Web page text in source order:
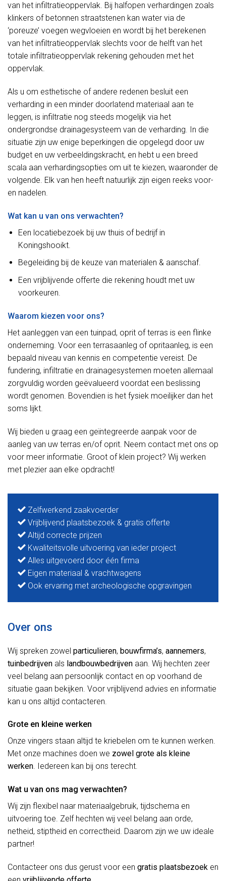
van het infiltratieoppervlak. Bij halfopen verhardingen zoals
klinkers of betonnen straatstenen kan water via de
‘poreuze’ voegen wegvloeien en wordt bij het berekenen
van het infiltratieoppervlak slechts voor de helft van het
totale infiltratieoppervlak rekening gehouden met het
oppervlak.
Als u om esthetische of andere redenen besluit een
verharding in een minder doorlatend materiaal aan te
leggen, is infiltratie nog steeds mogelijk via het
ondergrondse drainagesysteem van de verharding. In die
situatie zijn uw enige beperkingen die opgelegd door uw
budget en uw verbeeldingskracht, en hebt u een breed
scala aan verhardingsopties om uit te kiezen, waaronder de
volgende. Elk van hen heeft natuurlijk zijn eigen reeks voor-
en nadelen.
Wat kan u van ons verwachten?
Een locatiebezoek bij uw thuis of bedrijf in
Koningshooikt.
Begeleiding bij de keuze van materialen & aanschaf.
Een vrijblijvende offerte die rekening houdt met uw
voorkeuren.
Waarom kiezen voor ons?
Het aanleggen van een tuinpad, oprit of terras is een flinke
onderneming. Voor een terrasaanleg of opritaanleg, is een
bepaald niveau van kennis en competentie vereist. De
fundering, infiltratie en drainagesystemen moeten allemaal
zorgvuldig worden geëvalueerd voordat een beslissing
wordt genomen. Bovendien is het fysiek moeilijker dan het
soms lijkt.
Wij bieden u graag een geïntegreerde aanpak voor de
aanleg van uw terras en/of oprit. Neem contact met ons op
voor meer informatie. Groot of klein project? Wij werken
met plezier aan elke opdracht!
Zelfwerkend zaakvoerder
Vrijblijvend plaatsbezoek & gratis offerte
Altijd correcte prijzen
Kwaliteitsvolle uitvoering van ieder project
Alles uitgevoerd door één firma
Eigen materiaal & vrachtwagens
Ook ervaring met archeologische opgravingen
Over ons
Wij spreken zowel particulieren, bouwfirma’s, aannemers,
tuinbedrijven als landbouwbedrijven aan. Wij hechten zeer
veel belang aan persoonlijk contact en op voorhand de
situatie gaan bekijken. Voor vrijblijvend advies en informatie
kan u ons altijd contacteren.
Grote en kleine werken
Onze vingers staan altijd te kriebelen om te kunnen werken.
Met onze machines doen we zowel grote als kleine
werken. Iedereen kan bij ons terecht.
Wat u van ons mag verwachten?
Wij zijn flexibel naar materiaalgebruik, tijdschema en
uitvoering toe. Zelf hechten wij veel belang aan orde,
netheid, stiptheid en correctheid. Daarom zijn we uw ideale
partner!
Contacteer ons dus gerust voor een gratis plaatsbezoek en